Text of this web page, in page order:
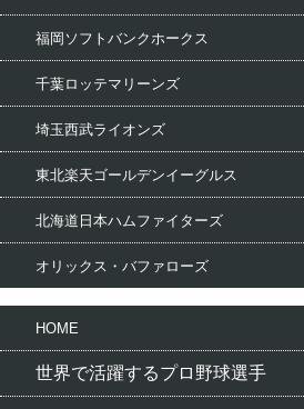
福岡ソフトバンクホークス
千葉ロッテマリーンズ
埼玉西武ライオンズ
東北楽天ゴールデンイーグルス
北海道日本ハムファイターズ
オリックス・バファローズ
HOME
世界で活躍するプロ野球選手